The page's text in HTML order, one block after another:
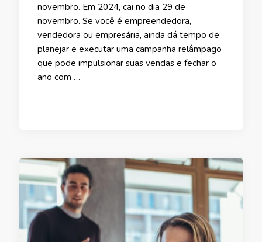
novembro. Em 2024, cai no dia 29 de
novembro. Se você é empreendedora,
vendedora ou empresária, ainda dá tempo de
planejar e executar uma campanha relâmpago
que pode impulsionar suas vendas e fechar o
ano com …